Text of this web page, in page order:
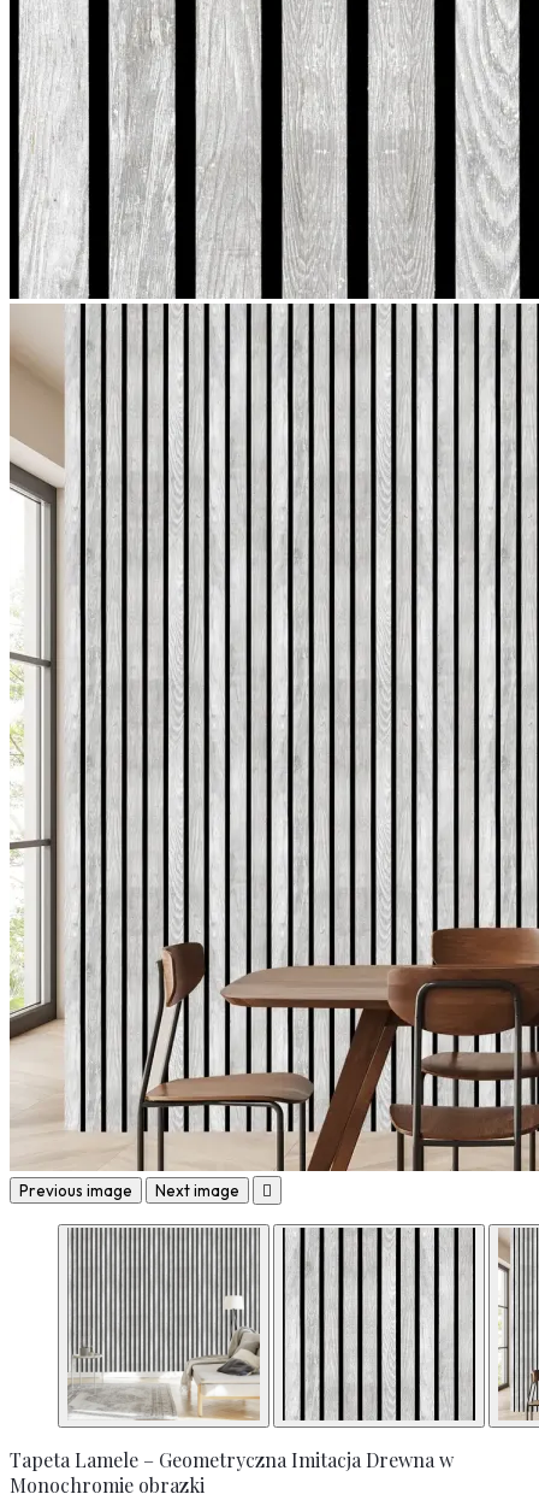
Previous image Next image 
Tapeta Lamele – Geometryczna Imitacja Drewna w
Monochromie obrazki